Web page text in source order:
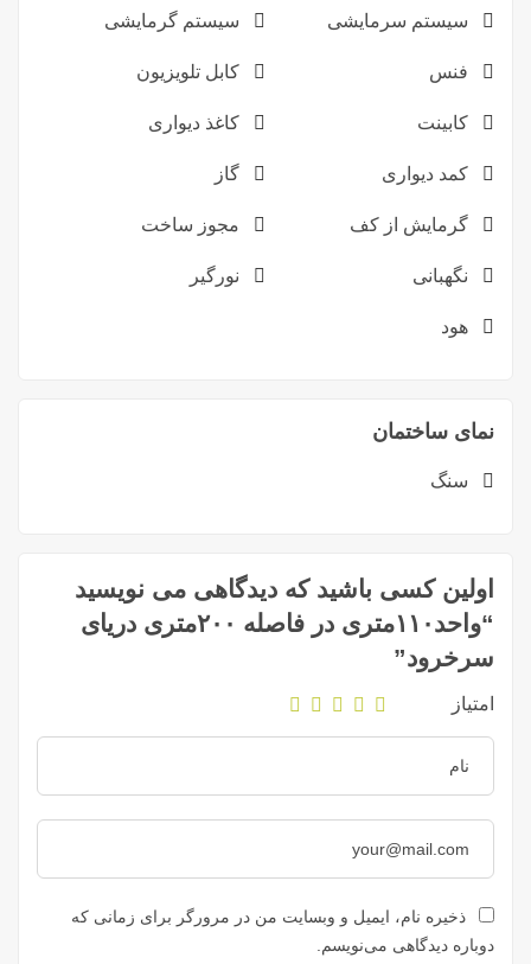
سیستم سرمایشی سیستم گرمایشی
فنس کابل تلویزیون
کابینت کاغذ دیواری
کمد دیواری گاز
گرمایش از کف مجوز ساخت
نگهبانی نورگیر
هود
نمای ساختمان
سنگ
اولین کسی باشید که دیدگاهی می نویسید
“واحد۱۱۰متری در فاصله ۲۰۰متری دریای
سرخرود”
امتیاز
ذخیره نام، ایمیل و وبسایت من در مرورگر برای زمانی که
دوباره دیدگاهی می‌نویسم.